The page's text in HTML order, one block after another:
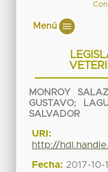
Menú
MONROY
GUSTAVO;
SALVADOR
URI:
http://
Fecha: 2017-10-